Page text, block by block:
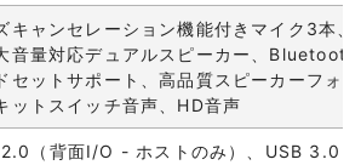
キャンセレーション機能付きマイク3本
音量対応デュアルスピーカー、
セットサポート、高品質スピーカーフォ
ットスイッチ音声、HD音声
（背面I/O - ホストのみ）、USB 3.0（